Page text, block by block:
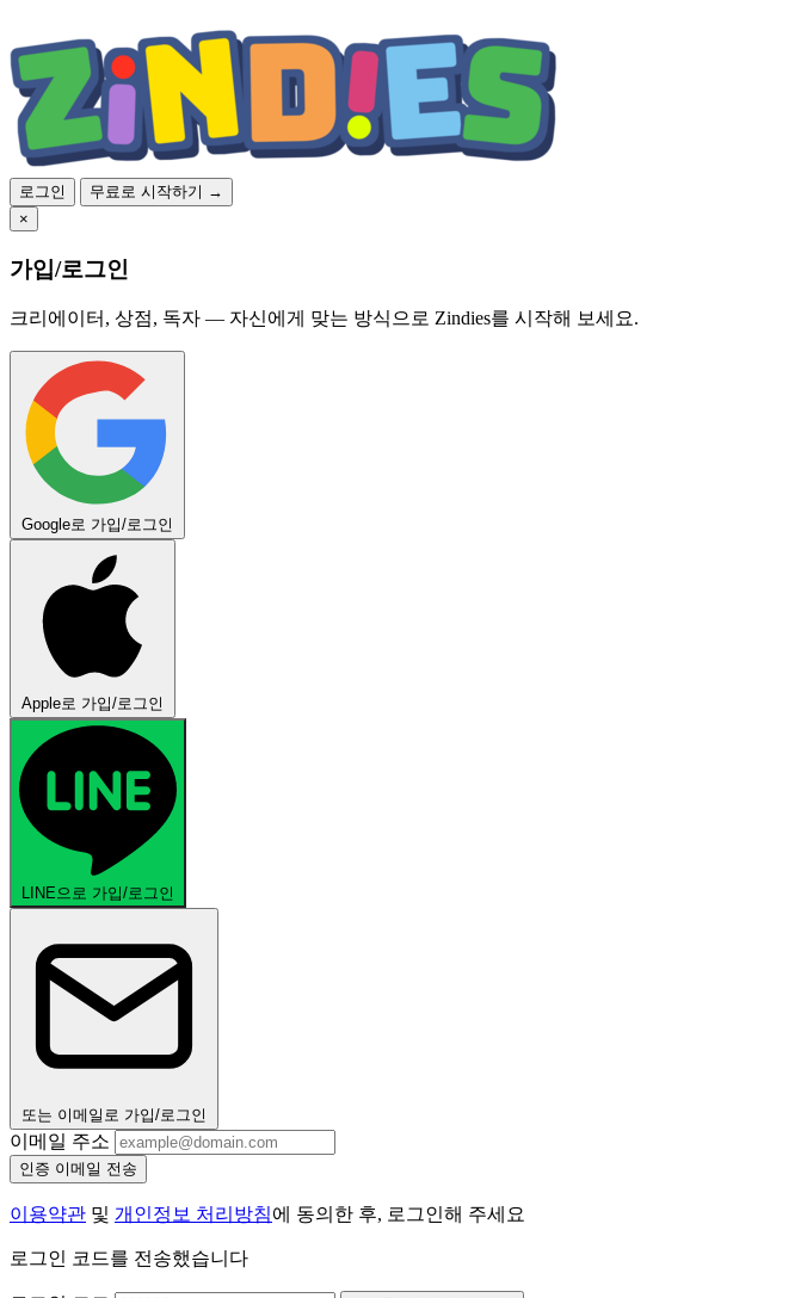
로그인
무료로 시작하기 →
×
가입/로그인
크리에이터, 상점, 독자 — 자신에게 맞는 방식으로 Zindies를 시작해 보세요.
Google로 가입/로그인
Apple로 가입/로그인
LINE으로 가입/로그인
또는 이메일로 가입/로그인
이메일 주소
인증 이메일 전송
이용약관 및 개인정보 처리방침에 동의한 후, 로그인해 주세요
로그인 코드를 전송했습니다